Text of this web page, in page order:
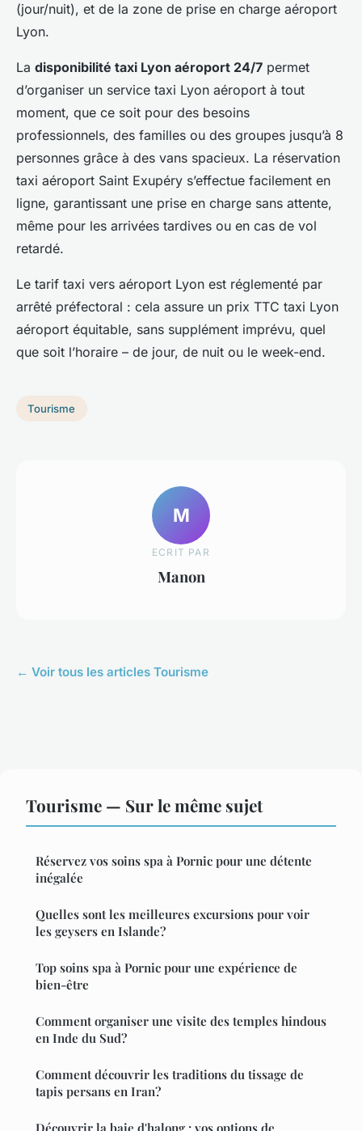
(jour/nuit), et de la zone de prise en charge aéroport
Lyon.
La disponibilité taxi Lyon aéroport 24/7 permet
d’organiser un service taxi Lyon aéroport à tout
moment, que ce soit pour des besoins
professionnels, des familles ou des groupes jusqu’à 8
personnes grâce à des vans spacieux. La réservation
taxi aéroport Saint Exupéry s’effectue facilement en
ligne, garantissant une prise en charge sans attente,
même pour les arrivées tardives ou en cas de vol
retardé.
Le tarif taxi vers aéroport Lyon est réglementé par
arrêté préfectoral : cela assure un prix TTC taxi Lyon
aéroport équitable, sans supplément imprévu, quel
que soit l’horaire – de jour, de nuit ou le week-end.
Tourisme
M
ECRIT PAR
Manon
← Voir tous les articles Tourisme
Tourisme — Sur le même sujet
Réservez vos soins spa à Pornic pour une détente
inégalée
Quelles sont les meilleures excursions pour voir
les geysers en Islande?
Top soins spa à Pornic pour une expérience de
bien-être
Comment organiser une visite des temples hindous
en Inde du Sud?
Comment découvrir les traditions du tissage de
tapis persans en Iran?